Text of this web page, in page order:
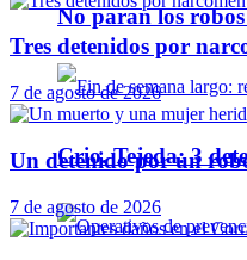
No paran los
Crio. Tejeda: 3
Tres detenidos por
7 de agosto de 2026
Un detenido por un
7 de agosto de 2026